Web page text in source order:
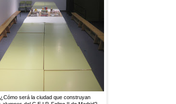
¿Cómo será la ciudad que construyan